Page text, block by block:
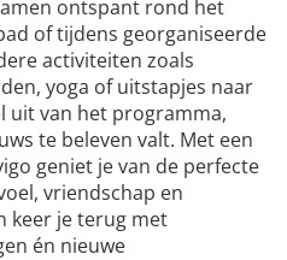
ontspant rond het
of tijdens georganiseerde
activiteiten zoals
yoga of uitstapjes naar
uit van het programma,
te beleven valt. Met een
geniet je van de perfecte
vriendschap en
keer je terug met
én nieuwe